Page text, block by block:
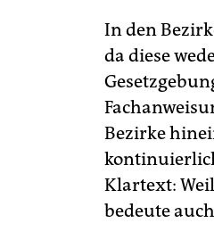
In den
da diese
Bezirke
Klartext:
bedeute